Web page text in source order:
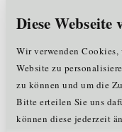
Diese Webseite
Wir verwenden
Website zu
zu können und um die
Bitte erteilen Sie uns
können diese jederzeit
einem
erkennt nicht nur
hochpräzisen
auch „Dirty Data“.
alle digitalen